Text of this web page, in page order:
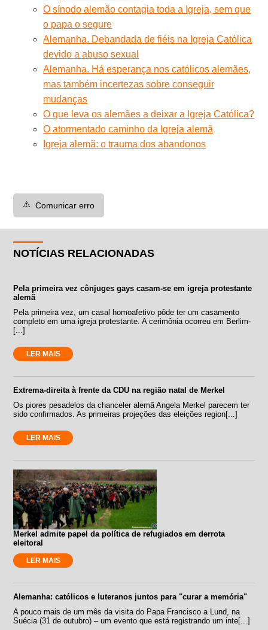
O sínodo alemão contagia toda a Igreja, sem que
o papa o segure
Alemanha. Debandada de fiéis na Igreja Católica
devido a abuso sexual
Alemanha. Há esperança nos católicos alemães,
mas também incertezas sobre conseguir
mudanças
O que leva os alemães a deixar a Igreja Católica?
O atormentado caminho da Igreja alemã
Igreja alemã: o trauma dos abandonos
⚠️ Comunicar erro
NOTÍCIAS RELACIONADAS
Pela primeira vez cônjuges gays casam-se em igreja protestante
alemã
Pela primeira vez, um casal homoafetivo pôde ter um casamento
completo em uma igreja protestante. A cerimônia ocorreu em Berlim-
[...]
LER MAIS
Extrema-direita à frente da CDU na região natal de Merkel
Os piores pesadelos da chanceler alemã Angela Merkel parecem ter
sido confirmados. As primeiras projeções das eleições region[...]
LER MAIS
Merkel admite papel da política de refugiados em derrota
eleitoral
LER MAIS
Alemanha: católicos e luteranos juntos para "curar a memória"
A pouco mais de um mês da visita do Papa Francisco a Lund, na
Suécia (31 de outubro) – um evento que está registrando um inte[...]